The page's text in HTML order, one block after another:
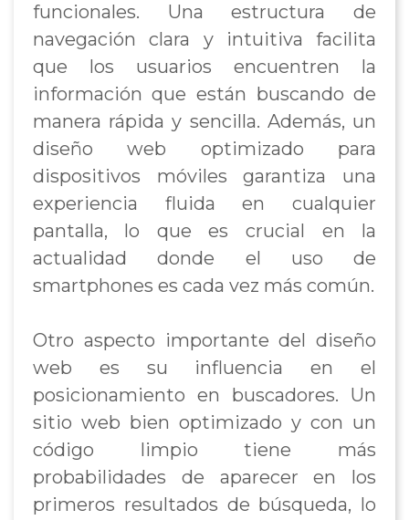
funcionales. Una estructura de
navegación clara y intuitiva facilita
que los usuarios encuentren la
información que están buscando de
manera rápida y sencilla. Además, un
diseño web optimizado para
dispositivos móviles garantiza una
experiencia fluida en cualquier
pantalla, lo que es crucial en la
actualidad donde el uso de
smartphones es cada vez más común.
Otro aspecto importante del diseño
web es su influencia en el
posicionamiento en buscadores. Un
sitio web bien optimizado y con un
código limpio tiene más
probabilidades de aparecer en los
primeros resultados de búsqueda, lo